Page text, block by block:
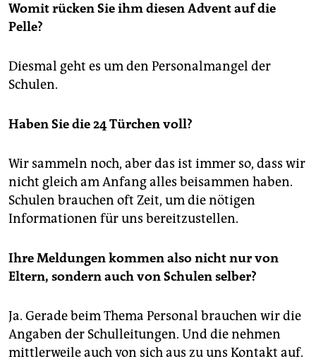
Womit rücken Sie ihm diesen Advent auf die
Pelle?
Diesmal geht es um den Personalmangel der
Schulen.
Haben Sie die 24 Türchen voll?
Wir sammeln noch, aber das ist immer so, dass wir
nicht gleich am Anfang alles beisammen haben.
Schulen brauchen oft Zeit, um die nötigen
Informationen für uns bereitzustellen.
Ihre Meldungen kommen also nicht nur von
Eltern, sondern auch von Schulen selber?
Ja. Gerade beim Thema Personal brauchen wir die
Angaben der Schulleitungen. Und die nehmen
mittlerweile auch von sich aus zu uns Kontakt auf.